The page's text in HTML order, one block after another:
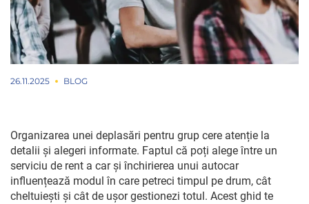
26.11.2025 BLOG
Organizarea unei deplasări pentru grup cere atenție la
detalii și alegeri informate. Faptul că poți alege între un
serviciu de rent a car și închirierea unui autocar
influențează modul în care petreci timpul pe drum, cât
cheltuiești și cât de ușor gestionezi totul. Acest ghid te